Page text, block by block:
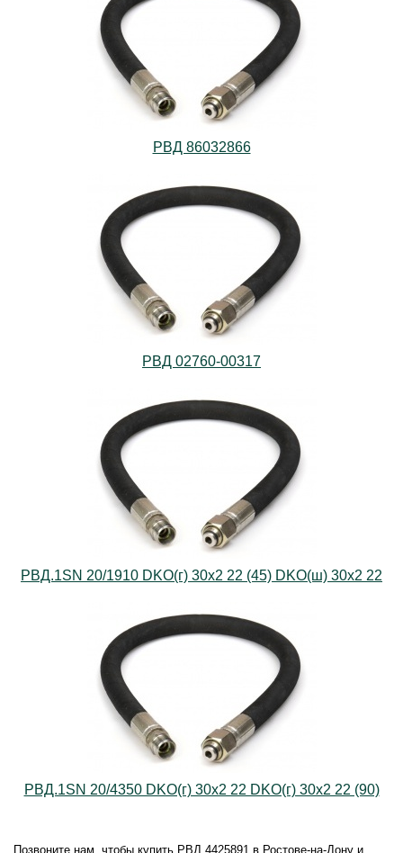
РВД 86032866
РВД 02760-00317
РВД.1SN 20/1910 DKO(г) 30х2 22 (45) DKO(ш) 30х2 22
РВД.1SN 20/4350 DKO(г) 30х2 22 DKO(г) 30х2 22 (90)
Позвоните нам, чтобы купить РВД 4425891 в Ростове-на-Дону и